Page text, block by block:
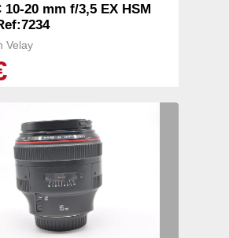
10-20 mm f/3,5 EX HSM
Velay